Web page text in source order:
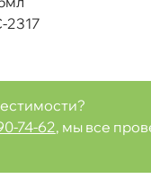
2317
74-62, мы все